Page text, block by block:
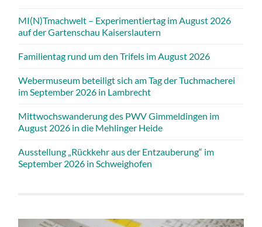
MI(N)Tmachwelt – Experimentiertag im August 2026
auf der Gartenschau Kaiserslautern
Familientag rund um den Trifels im August 2026
Webermuseum beteiligt sich am Tag der Tuchmacherei
im September 2026 in Lambrecht
Mittwochswanderung des PWV Gimmeldingen im
August 2026 in die Mehlinger Heide
Ausstellung „Rückkehr aus der Entzauberung“ im
September 2026 in Schweighofen